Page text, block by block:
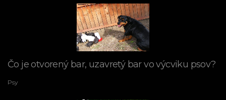
Čo je otvorený bar, uzavretý bar vo výcviku psov?
Psy